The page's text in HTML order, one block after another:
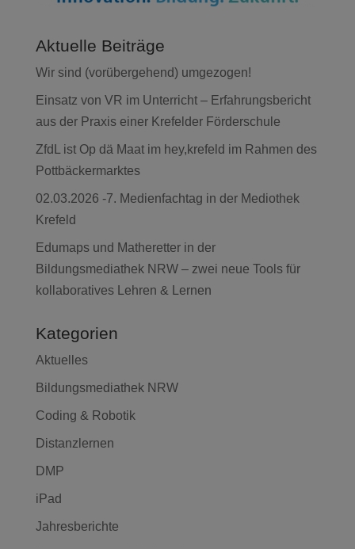
Aktuelle Beiträge
Wir sind (vorübergehend) umgezogen!
Einsatz von VR im Unterricht – Erfahrungsbericht
aus der Praxis einer Krefelder Förderschule
ZfdL ist Op dä Maat im hey,krefeld im Rahmen des
Pottbäckermarktes
02.03.2026 -7. Medienfachtag in der Mediothek
Krefeld
Edumaps und Matheretter in der
Bildungsmediathek NRW – zwei neue Tools für
kollaboratives Lehren & Lernen
Kategorien
Aktuelles
Bildungsmediathek NRW
Coding & Robotik
Distanzlernen
DMP
iPad
Jahresberichte